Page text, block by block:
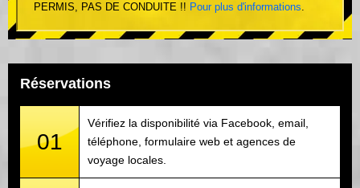
PERMIS, PAS DE CONDUITE !! Pour plus d'informations.
Réservations
01
Vérifiez la disponibilité via Facebook, email,
téléphone, formulaire web et agences de
voyage locales.